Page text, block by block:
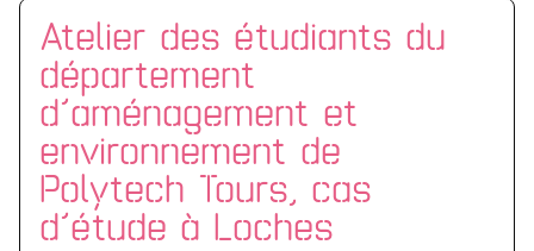
Atelier des étudiants du
département
d’aménagement et
environnement de
Polytech Tours, cas
d’étude à Loches